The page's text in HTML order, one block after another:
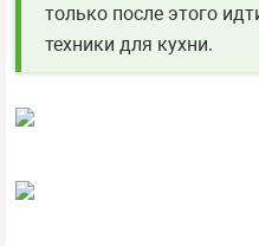
только после этого
техники для кухни.